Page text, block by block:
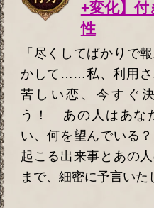
+変化】
性
「尽くしてばかりで
かして……私、利用さ
苦しい恋、今すぐ
う！ あの人はあな
い、何を望んでいる
起こる出来事とあの
まで、細密に予言いた